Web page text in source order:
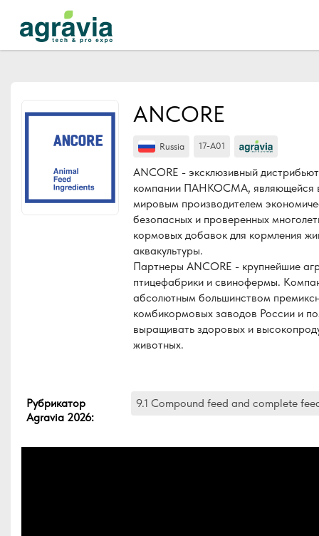
ANCORE
Russia 17-A01
ANCORE - эксклюзивный
компании ПАНКОСМА, являющейся
мировым производителем
безопасных и проверенных
кормовых добавок для кормления
аквакультуры.
Партнеры ANCORE - крупнейшие
птицефабрики и свинофермы.
абсолютным большинством
комбикормовых заводов России и
выращивать здоровых и
животных.
Рубрикатор
Agravia 2026:
9.1 Compound feed and complete
About
For organizations
For visitors
For organizers